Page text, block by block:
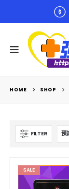
HOME SHOP
FILTER
SALE